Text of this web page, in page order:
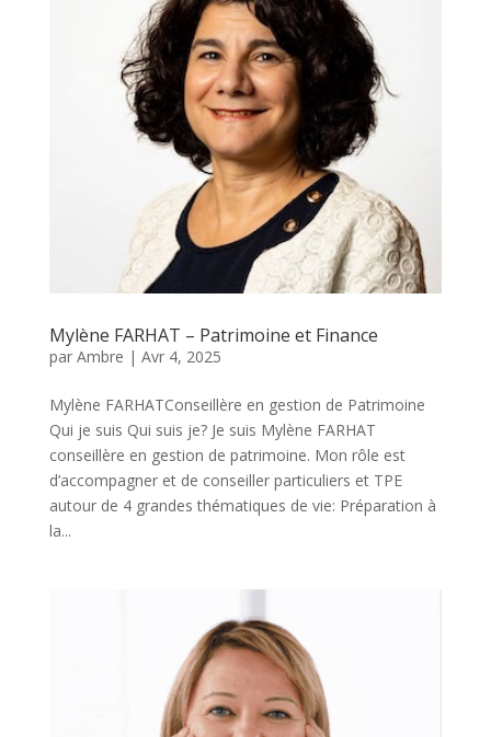
Mylène FARHAT – Patrimoine et Finance
par Ambre | Avr 4, 2025
Mylène FARHATConseillère en gestion de Patrimoine
Qui je suis Qui suis je? Je suis Mylène FARHAT
conseillère en gestion de patrimoine. Mon rôle est
d’accompagner et de conseiller particuliers et TPE
autour de 4 grandes thématiques de vie: Préparation à
la...